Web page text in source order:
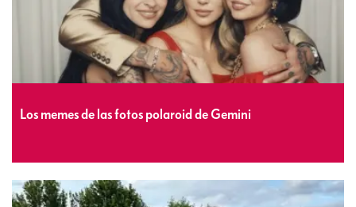
Los memes de las fotos polaroid de Gemini